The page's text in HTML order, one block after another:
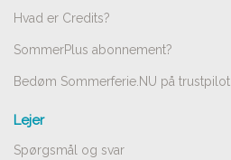
Hvad er Credits?
SommerPlus abonnement?
Bedøm Sommerferie.NU på trustpilot
Lejer
Spørgsmål og svar